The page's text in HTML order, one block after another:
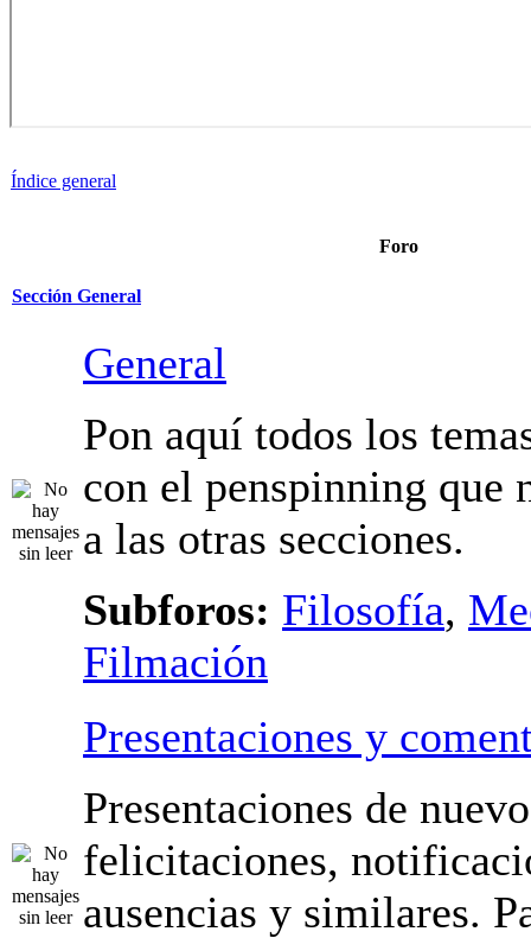
Índice general
Foro
Sección General
General
Pon aquí todos los
relacionados con el
no pertenecen a las
Subforos: Filosofía,
Filmación
Presentaciones y
Presentaciones de
felicitaciones,
ausencias y similares.